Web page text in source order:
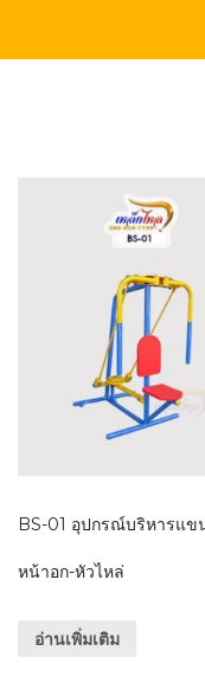
BS-01 อุปกรณ์บริหารแข
หน้าอก-หัวไหล่
อ่านเพิ่มเติม